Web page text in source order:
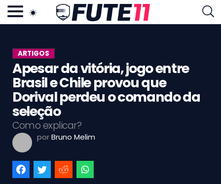
TAGS
NOSSA EQUIPE
PRINCÍPIOS EDITORIAIS
POLÍTICA DE PRIVACIDADE
TERMOS E CONDIÇÕES
CONTATO
Neste Momento
Mercado da Bola
ARTIGOS
Apesar da vitória, jogo entre
Brasil e Chile provou que
Dorival perdeu o comando da
seleção
Como explicar?
porBruno Melim